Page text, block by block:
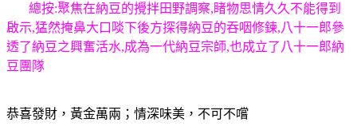
總按:聚焦在納豆的攪拌田野調察,睹物思情久久不能得到
啟示,猛然掩鼻大口啖下後方探得納豆的吞咽修鍊,八十一郎參
透了納豆之興奮活水,成為一代納豆宗師,也成立了八十一郎納
豆團隊
恭喜發財，黃金萬兩；情深味美，不可不嚐